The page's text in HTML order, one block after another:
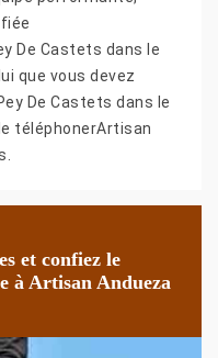
De Castets dans le
que vous devez
De Castets dans le
téléphonerArtisan
et confiez le
à Artisan Andueza